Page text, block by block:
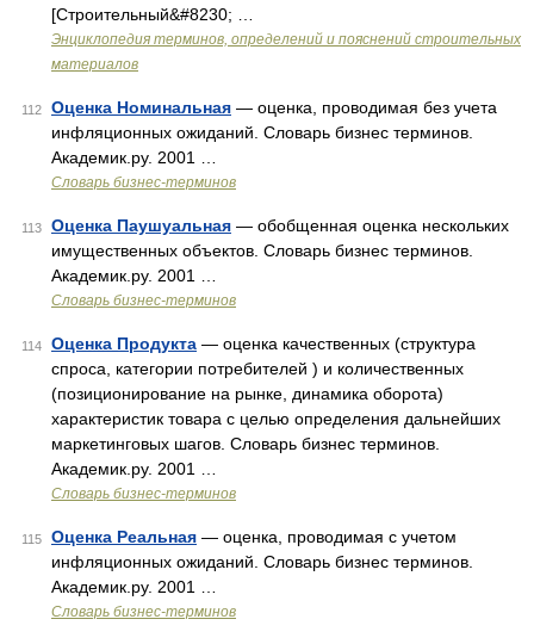
[Строительный&#8230; …
Энциклопедия терминов, определений и пояснений строительных
материалов
112 Оценка Номинальная — оценка, проводимая без учета
инфляционных ожиданий. Словарь бизнес терминов.
Академик.ру. 2001 …
Словарь бизнес-терминов
113 Оценка Паушуальная — обобщенная оценка нескольких
имущественных объектов. Словарь бизнес терминов.
Академик.ру. 2001 …
Словарь бизнес-терминов
114 Оценка Продукта — оценка качественных (структура
спроса, категории потребителей ) и количественных
(позиционирование на рынке, динамика оборота)
характеристик товара с целью определения дальнейших
маркетинговых шагов. Словарь бизнес терминов.
Академик.ру. 2001 …
Словарь бизнес-терминов
115 Оценка Реальная — оценка, проводимая с учетом
инфляционных ожиданий. Словарь бизнес терминов.
Академик.ру. 2001 …
Словарь бизнес-терминов